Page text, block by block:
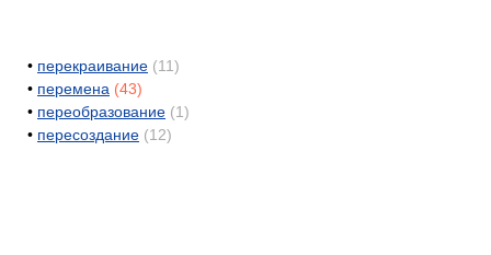
• перекраивание (11)
• перемена (43)
• переобразование (1)
• пересоздание (12)